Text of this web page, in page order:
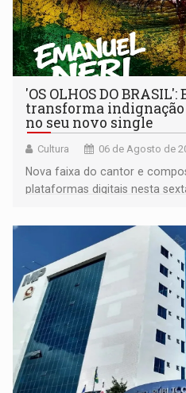
'OS OLHOS DO
transforma indignação
no seu novo single
Cultura 06 de Agosto de
Nova faixa do cantor e
plataformas digitais nesta